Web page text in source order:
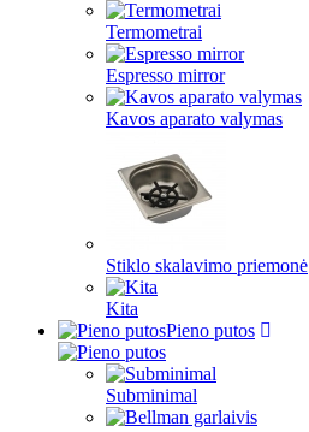
Termometrai
Espresso mirror
Kavos aparato valymas
Stiklo skalavimo priemonė
Kita
Pieno putos
Subminimal